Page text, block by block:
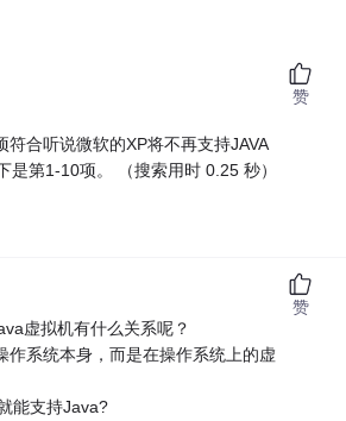
符合听说微软的XP将不再支持JAVA
是第1-10项。 （搜索用时 0.25 秒）
赞
虚拟机有什么关系呢？
作系统本身，而是在操作系统上的虚
能支持Java?
赞